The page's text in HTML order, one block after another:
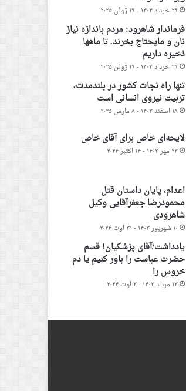
۲۹ خرداد ۱۴۰۴ - ۱۹ ژوئن ۲۰۲۵
فرماندار شاهرود: مردم باندازه نیاز
نان و مایحتاج بخرند. تا ماهها
ذخیره داریم
۲۹ خرداد ۱۴۰۴ - ۱۹ ژوئن ۲۰۲۵
تنها راه نجات کشور در بلندمدت،
تربیت نیروی انسانی است
۱۸ اسفند ۱۴۰۳ - ۸ مارس ۲۰۲۵
لایحه‌ای خاص برای آقای خاص
۲۳ مهر ۱۴۰۳ - ۱۴ اکتبر ۲۰۲۴
اعدام، پایان داستان قتل
محمودرضا جعفرآقایی وکیل
شاهرودی
۱۰ شهریور ۱۴۰۳ - ۳۱ اوت ۲۰۲۴
یادداشت/آقای پزشکیان! قسم
حضرت عباست را باور کنیم یا دم
خروس را
۱۳ مرداد ۱۴۰۳ - ۳ اوت ۲۰۲۴